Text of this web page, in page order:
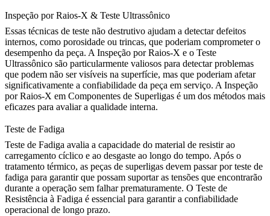
Inspeção por Raios-X & Teste Ultrassônico
Essas técnicas de teste não destrutivo ajudam a detectar defeitos
internos, como porosidade ou trincas, que poderiam comprometer o
desempenho da peça. A Inspeção por Raios-X e o Teste
Ultrassônico são particularmente valiosos para detectar problemas
que podem não ser visíveis na superfície, mas que poderiam afetar
significativamente a confiabilidade da peça em serviço. A Inspeção
por Raios-X em Componentes de Superligas é um dos métodos mais
eficazes para avaliar a qualidade interna.
Teste de Fadiga
Teste de Fadiga avalia a capacidade do material de resistir ao
carregamento cíclico e ao desgaste ao longo do tempo. Após o
tratamento térmico, as peças de superligas devem passar por teste de
fadiga para garantir que possam suportar as tensões que encontrarão
durante a operação sem falhar prematuramente. O Teste de
Resistência à Fadiga é essencial para garantir a confiabilidade
operacional de longo prazo.